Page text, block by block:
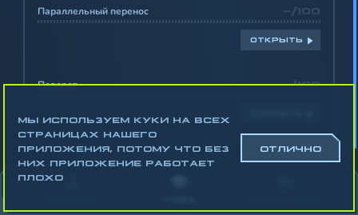
Параллельный перенос -/100
ОТКРЫТЬ
Поворот -/100
Математика
Геометрия
МЫ ИСПОЛЬЗУЕМ КУКИ НА ВСЕХ
СТРАНИЦАХ НАШЕГО
ПРИЛОЖЕНИЯ, ПОТОМУ ЧТО БЕЗ
НИХ ПРИЛОЖЕНИЕ РАБОТАЕТ
ПЛОХО
ОТЛИЧНО